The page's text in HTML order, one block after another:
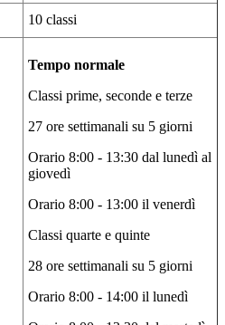
10 classi
Tempo normale
Classi prime, seconde e terze
27 ore settimanali su 5 giorni
Orario 8:00 - 13:30 dal lunedì al
giovedì
Orario 8:00 - 13:00 il venerdì
Classi quarte e quinte
28 ore settimanali su 5 giorni
Orario 8:00 - 14:00 il lunedì